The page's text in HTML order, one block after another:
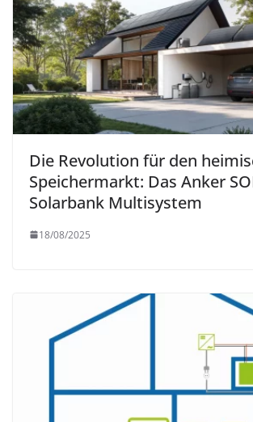
Die Revolution für den
Speichermarkt: Das Anker
Solarbank Multisystem
18/08/2025